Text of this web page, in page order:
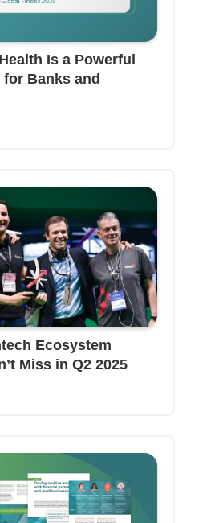
Is a Powerful
Banks and
Ecosystem
Miss in Q2 2025